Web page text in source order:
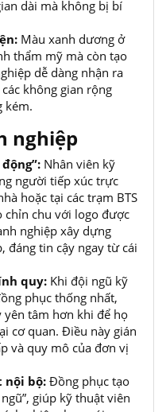
dài mà không bị bí
Màu xanh dương ở
thẩm mỹ mà còn tạo
dễ dàng nhận ra
không gian rộng
kém.
nghiệp
Nhân viên kỹ
người tiếp xúc trực
hoặc tại các trạm BTS
chỉn chu với logo được
nghiệp xây dựng
đáng tin cậy ngay từ cái
quy: Khi đội ngũ kỹ
phục thống nhất,
yên tâm hơn khi để họ
cơ quan. Điều này gián
và quy mô của đơn vị
nội bộ: Đồng phục tạo
giúp kỹ thuật viên